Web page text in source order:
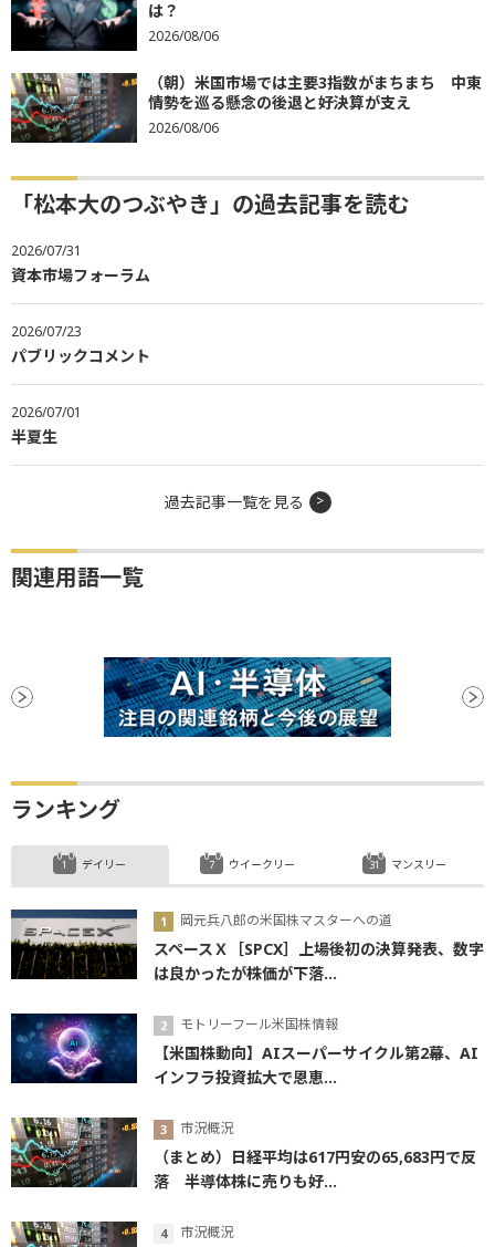
は？
2026/08/06
（朝）米国市場では主要3指数がまちまち 中東
情勢を巡る懸念の後退と好決算が支え
2026/08/06
「松本大のつぶやき」の過去記事を読む
2026/07/31
資本市場フォーラム
2026/07/23
パブリックコメント
2026/07/01
半夏生
過去記事一覧を見る
関連用語一覧
ランキング
デイリー
岡元兵八郎の米国株マスターへの道
スペースＸ［SPCX］上場後初の決算発表、数字
は良かったが株価が下落...
モトリーフール米国株情報
【米国株動向】AIスーパーサイクル第2幕、AI
インフラ投資拡大で恩恵...
市況概況
（まとめ）日経平均は617円安の65,683円で反
落 半導体株に売りも好...
市況概況
ウイークリー マンスリー